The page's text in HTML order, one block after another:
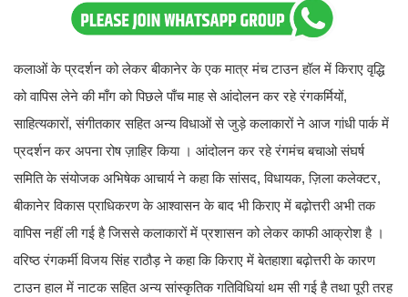
कलाओं के प्रदर्शन को लेकर बीकानेर के एक मात्र मंच टाउन हॉल में किराए वृद्धि
को वापिस लेने की माँग को पिछले पाँच माह से आंदोलन कर रहे रंगकर्मियों,
साहित्यकारों, संगीतकार सहित अन्य विधाओं से जुड़े कलाकारों ने आज गांधी पार्क में
प्रदर्शन कर अपना रोष ज़ाहिर किया । आंदोलन कर रहे रंगमंच बचाओ संघर्ष
समिति के संयोजक अभिषेक आचार्य ने कहा कि सांसद, विधायक, ज़िला कलेक्टर,
बीकानेर विकास प्राधिकरण के आश्वासन के बाद भी किराए में बढ़ोत्तरी अभी तक
वापिस नहीं ली गई है जिससे कलाकारों में प्रशासन को लेकर काफी आक्रोश है ।
वरिष्ठ रंगकर्मी विजय सिंह राठौड़ ने कहा कि किराए में बेतहाशा बढ़ोत्तरी के कारण
टाउन हाल में नाटक सहित अन्य सांस्कृतिक गतिविधियां थम सी गई है तथा पूरी तरह